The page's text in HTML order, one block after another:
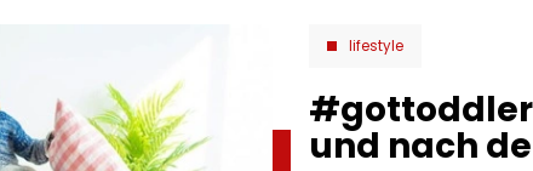
lifestyle
und nach